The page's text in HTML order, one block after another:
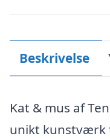
Beskrivelse
Kat & mus af
unikt kunstværk